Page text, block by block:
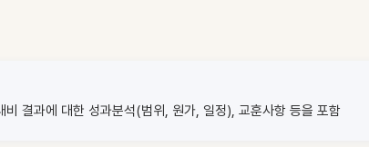
결과에 대한 성과분석(범위, 원가, 일정), 교훈사항 등을 포함